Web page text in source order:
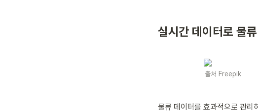
실시간 데이터로 물
출처 Freepik
물류 데이터를 효과적으로 관리